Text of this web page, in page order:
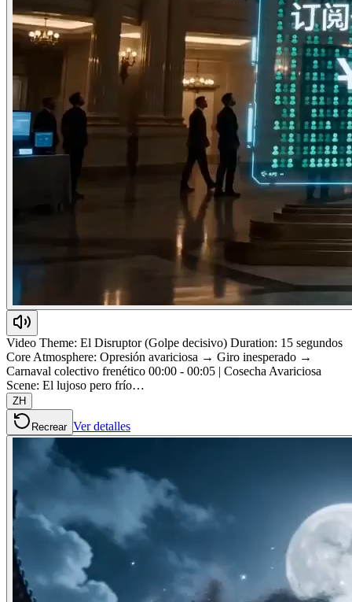
Video Theme: El Disruptor (Golpe decisivo) Duration: 15 segundos
Core Atmosphere: Opresión avariciosa → Giro inesperado →
Carnaval colectivo frenético 00:00 - 00:05 | Cosecha Avariciosa
Scene: El lujoso pero frío…
ZH
Recrear Ver detalles